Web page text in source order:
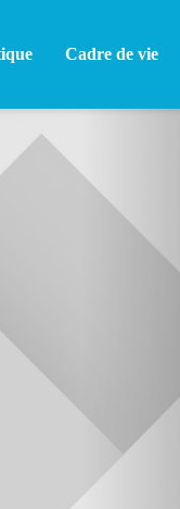
Cadre de vie